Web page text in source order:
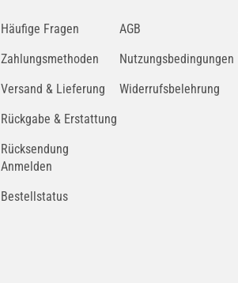
Häufige Fragen
Zahlungsmethoden
Versand & Lieferung
Rückgabe & Erstattung
Rücksendung
Anmelden
Bestellstatus
AGB
Nutzungsbedingungen
Widerrufsbelehrung